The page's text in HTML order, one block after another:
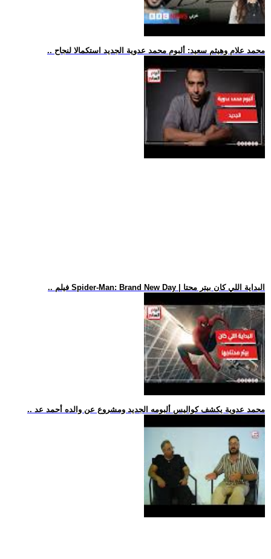
.. محمد علام وهيثم سعيد: ألبوم محمد عدوية الجديد استكمالا لنجاح
.. فيلم Spider-Man: Brand New Day | البداية اللي كان بيتر محتا
.. محمد عدوية يكشف كواليس ألبومه الجديد ومشروع عن والده أحمد عد